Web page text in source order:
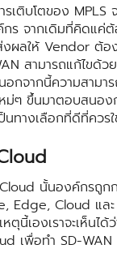
ตของ MPLS จะ
กร จากเดิมที่คิดแค่
ผลให้ Vendor ต้อ
สามารถแก้ไขด้
จากนี้ความสามาร
ม่ๆ ขึ้นมาตอบสนอ
ทางเลือกที่ดีที่ควร
นั้นองค์กรถูกกระ
Edge, Cloud แล
ตุนี้เองเราจะเห็น
เพื่อทำ SD-